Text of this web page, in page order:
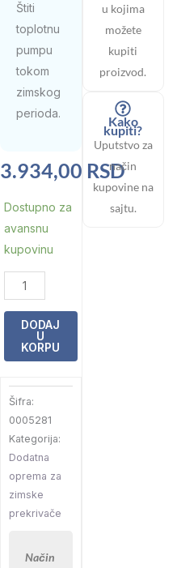
Štiti
toplotnu
pumpu
tokom
zimskog
perioda.
3.934,00 RSD
Dostupno za
avansnu
kupovinu
Prekrivka
za
toplotnu
BPN
61101)
količina
DODAJ
U
KORPU
Šifra:
0005281
Kategorija:
Dodatna
oprema za
zimske
prekrivače
Način
u kojima
možete
kupiti
proizvod.
Kako
kupiti?
Uputstvo za
način
kupovine na
sajtu.